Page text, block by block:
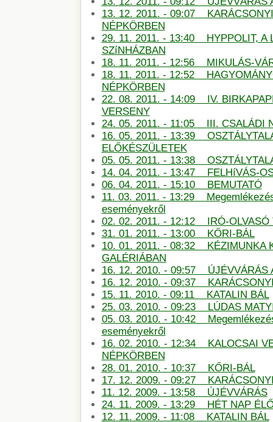
13. 12. 2011. - 09:07
NÉPKÖRBEN
29. 11. 2011. - 13:40 HYPPOLIT, A
SZíNHÁZBAN
18. 11. 2011. - 12:56 MIKULÁS-
18. 11. 2011. - 12:52
NÉPKÖRBEN
22. 08. 2011. - 14:09 IV.
VERSENY
24. 05. 2011. - 11:05 III. CSALÁDI
16. 05. 2011. - 13:39
ELŐKÉSZÜLETEK
05. 05. 2011. - 13:38
14. 04. 2011. - 13:47 FELHíVÁS-
06. 04. 2011. - 15:10 BEMUTATÓ
11. 03. 2011. - 13:29
eseményekről
02. 02. 2011. - 12:12 IRÓ-OLVASÓ
31. 01. 2011. - 13:00 KŐRI-BÁL
10. 01. 2011. - 08:32 KÉZIMUNKA
GALÉRIÁBAN
16. 12. 2010. - 09:57 ÚJÉVVÁRÁS
16. 12. 2010. - 09:37
15. 11. 2010. - 09:11 KATALIN BÁL
25. 03. 2010. - 09:23 LÚDAS
05. 03. 2010. - 10:42
eseményekről
16. 02. 2010. - 12:34 KALOCSAI
NÉPKÖRBEN
28. 01. 2010. - 10:37 KŐRI-BÁL
17. 12. 2009. - 09:27
11. 12. 2009. - 13:58 ÚJÉVVÁRÁS
24. 11. 2009. - 13:29 HÉT NAP
12. 11. 2009. - 11:08 KATALIN BÁL